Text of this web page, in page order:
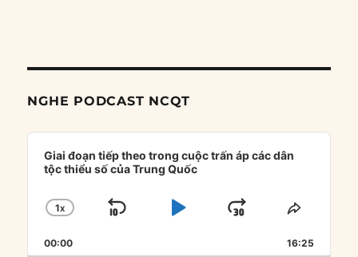
NGHE PODCAST NCQT
Audio
Player
Giai đoạn tiếp theo trong cuộc trấn áp các dân
tộc thiểu số của Trung Quốc
CHANGE
RATE
1X
SKIP
PLAYJUMP
FORWARD
SHARE
00:00 16:25